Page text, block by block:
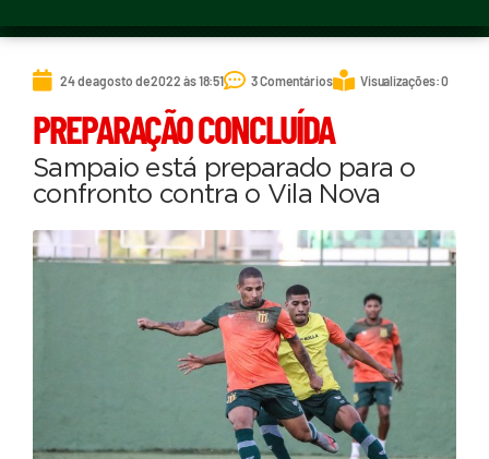
24 de agosto de 2022 às 18:51 3 Comentários Visualizações: 0
PREPARAÇÃO CONCLUÍDA
Sampaio está preparado para o
confronto contra o Vila Nova